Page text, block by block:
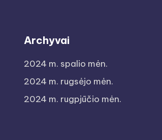
Archyvai
2024 m. spalio mėn.
2024 m. rugsėjo mėn.
2024 m. rugpjūčio mėn.